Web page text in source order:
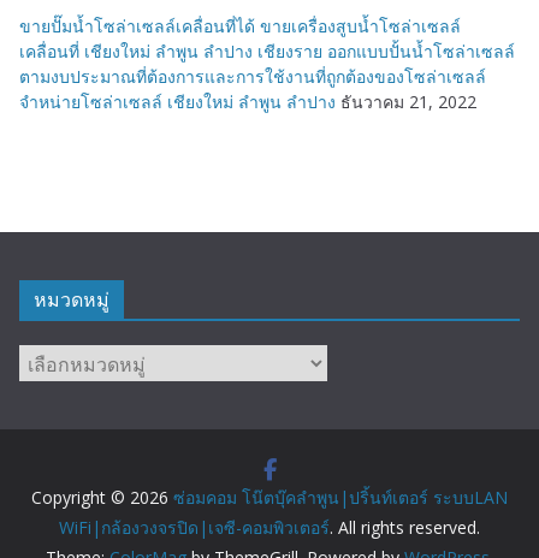
ขายปั๊มน้ำโซล่าเซลล์เคลื่อนที่ได้ ขายเครื่องสูบน้ำโซล่าเซลล์
เคลื่อนที่ เชียงใหม่ ลำพูน ลำปาง เชียงราย ออกแบบปั้นน้ำโซล่าเซลล์
ตามงบประมาณที่ต้องการและการใช้งานที่ถูกต้องของโซล่าเซลล์
จำหน่ายโซล่าเซลล์ เชียงใหม่ ลำพูน ลำปาง ธันวาคม 21, 2022
หมวดหมู่
หมวด
Copyright © 2026 ซ่อมคอม โน๊ตบุ๊คลำพูน|ปริ้นท์เตอร์ ระบบLAN
WiFi|กล้องวงจรปิด|เจซี-คอมพิวเตอร์. All rights reserved.